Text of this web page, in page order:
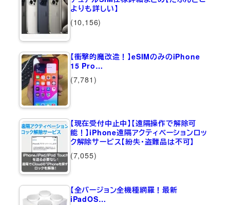
よりも詳しい】
(10,156)
【衝撃的魔改造！】eSIMのみのiPhone
15 Pro…
(7,781)
【現在受付中止中】【遠隔操作で解除可
能！】iPhone遠隔アクティベーションロッ
ク解除サービス【紛失・盗難品は不可】
(7,055)
【全バージョン全機種網羅！最新
iPadOS…